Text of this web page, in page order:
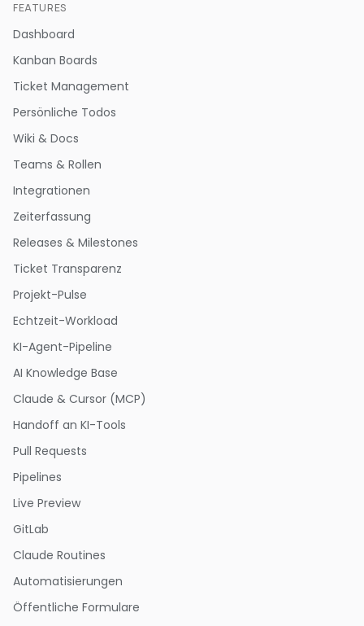
FEATURES
Dashboard
Kanban Boards
Ticket Management
Persönliche Todos
Wiki & Docs
Teams & Rollen
Integrationen
Zeiterfassung
Releases & Milestones
Ticket Transparenz
Projekt-Pulse
Echtzeit-Workload
KI-Agent-Pipeline
AI Knowledge Base
Claude & Cursor (MCP)
Handoff an KI-Tools
Pull Requests
Pipelines
Live Preview
GitLab
Claude Routines
Automatisierungen
Öffentliche Formulare